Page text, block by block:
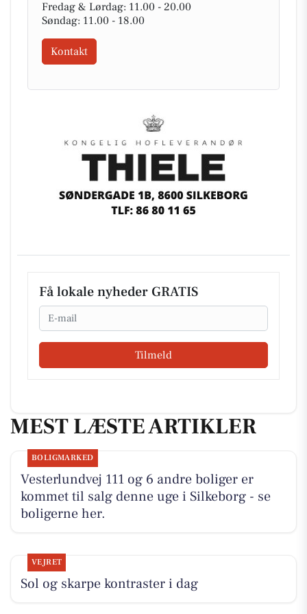
Fredag & Lørdag: 11.00 - 20.00
Søndag: 11.00 - 18.00
Kontakt
Få lokale nyheder GRATIS
Email
Tilmeld
MEST LÆSTE ARTIKLER
BOLIGMARKED
Vesterlundvej 111 og 6 andre boliger er
kommet til salg denne uge i Silkeborg - se
boligerne her.
VEJRET
Sol og skarpe kontraster i dag